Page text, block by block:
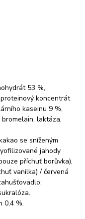
53 %,
koncentrát
kaseinu 9 %,
laktáza,
se sníženým
jahody
příchuť borůvka),
vanilka) / červená
0,4 %.